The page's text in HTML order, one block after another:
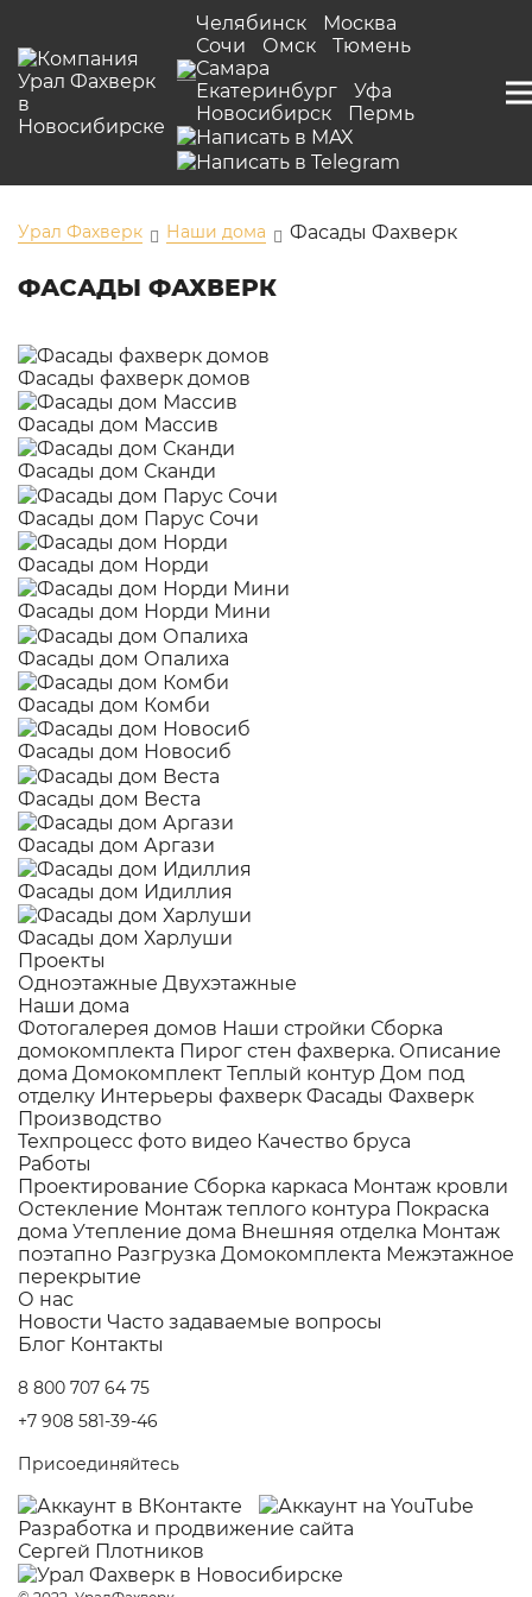
Челябинск
Москва
Сочи
Омск
Тюмень
Самара
Екатеринбург
Уфа
Новосибирск
Пермь
Урал Фахверк Наши дома Фасады Фахверк
ФАСАДЫ ФАХВЕРК
Фасады фахверк домов
Фасады дом Массив
Фасады дом Сканди
Фасады дом Парус Сочи
Фасады дом Норди
Фасады дом Норди Мини
Фасады дом Опалиха
Фасады дом Комби
Фасады дом Новосиб
Фасады дом Веста
Фасады дом Аргази
Фасады дом Идиллия
Фасады дом Харлуши
Проекты
Одноэтажные Двухэтажные
Наши дома
Фотогалерея домов Наши стройки Сборка
домокомплекта Пирог стен фахверка. Описание
дома Домокомплект Теплый контур Дом под
отделку Интерьеры фахверк Фасады Фахверк
Производство
Техпроцесс фото видео Качество бруса
Работы
Проектирование Сборка каркаса Монтаж кровли
Остекление Монтаж теплого контура Покраска
дома Утепление дома Внешняя отделка Монтаж
поэтапно Разгрузка Домокомплекта Межэтажное
перекрытие
О нас
Новости Часто задаваемые вопросы
Блог Контакты
8 800 707 64 75
+7 908 581-39-46
Присоединяйтесь
Разработка и продвижение сайта
Сергей Плотников